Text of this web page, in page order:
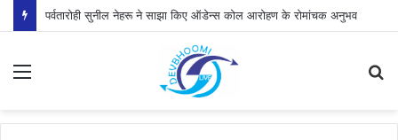
पर्वतारोही सुनील नेहरू ने साझा किए ऑडेन्स कोल आरोहण के रोमांचक अनुभव
Menu